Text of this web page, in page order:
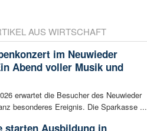
AUS WIRTSCHAFT
im Neuwieder
Abend voller Musik und
erwartet die Besucher des Neuwieder
besonderes Ereignis. Die Sparkasse ...
starten Ausbildung in